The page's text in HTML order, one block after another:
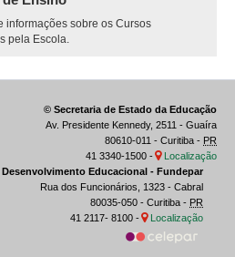
informações sobre os Cursos
pela Escola.
© Secretaria de Estado da Educação
Av. Presidente Kennedy, 2511 - Guaíra
80610-011 - Curitiba - PR
41 3340-1500 -
Localização
Educacional - Fundepar
Rua dos Funcionários, 1323 - Cabral
80035-050 - Curitiba - PR
41 2117- 8100 -
Localização